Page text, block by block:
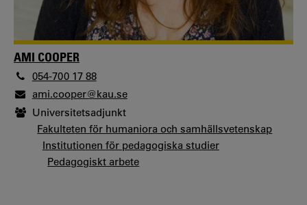
AMI COOPER
054-700 17 88
ami.cooper@kau.se
Universitetsadjunkt
Fakulteten för humaniora och samhällsvetenskap
Institutionen för pedagogiska studier
Pedagogiskt arbete